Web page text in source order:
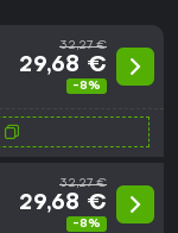
32,27 €
29,68 €
-8%
32,27 €
29,68 €
-8%